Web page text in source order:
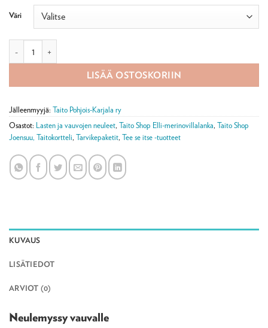
Väri
LISÄÄ OSTOSKORIIN
Jälleenmyyjä: Taito Pohjois-Karjala ry
Osastot: Lasten ja vauvojen neuleet, Taito Shop Elli-merinovillalanka, Taito Shop
Joensuu, Taitokortteli, Tarvikepaketit, Tee se itse -tuotteet
KUVAUS
LISÄTIEDOT
ARVIOT (0)
Neulemyssy vauvalle